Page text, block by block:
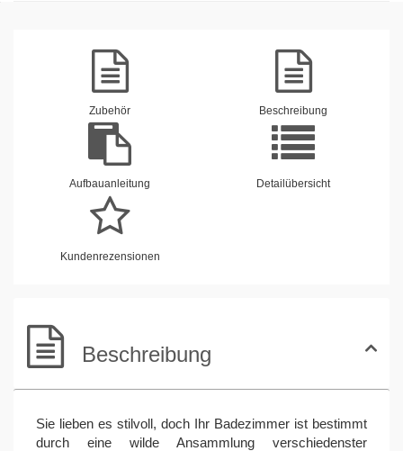
Zubehör Beschreibung
Aufbauanleitung Detailübersicht
Kundenrezensionen
Beschreibung
Sie lieben es stilvoll, doch Ihr Badezimmer ist bestimmt
durch eine wilde Ansammlung verschiedenster